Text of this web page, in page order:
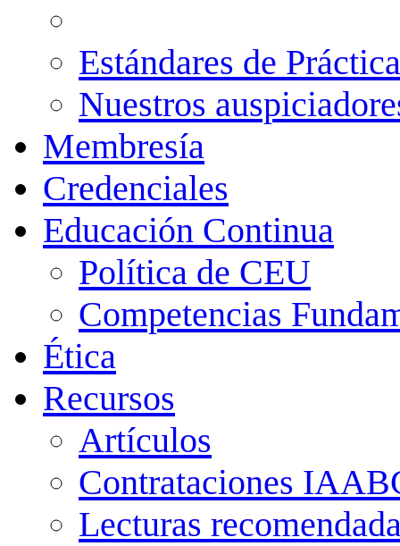
Estándares de
Nuestros
Membresía
Credenciales
Educación Continua
Política de CEU
Competencias
Ética
Recursos
Artículos
Contrataciones
Lecturas